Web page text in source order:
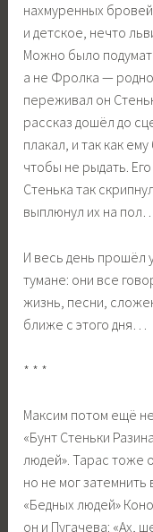
нахмуренных
и детское, нечто
Можно было
а не Фролка —
переживал он
рассказ дошёл до
плакал, и так как
чтобы не рыдать.
Стенька так
выплюнул их на
И весь день прошёл
тумане: они все
жизнь, песни,
ближе с этого дня…
* * *
Максим потом ещё
«Бунт Стеньки
людей». Тарас тоже
но не мог затемнить
«Бедных людей»
он и Пугачева: «Ах,